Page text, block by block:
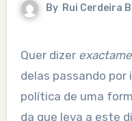
By Rui Cerdeira
Quer dizer
delas passando
política de uma
da que leva a este